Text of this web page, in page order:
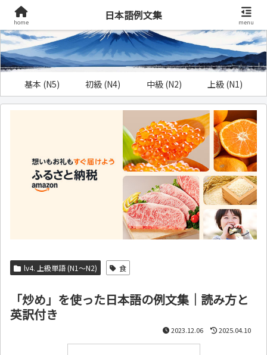
基本 (N5) 初級 (N4) 中級 (N2) 上級 (N1)
lv4. 上級単語 (N1～N2) 食
「炒め」を使った日本語の例文集｜読み方と
英訳付き
2023.12.06 2025.04.10
home
日本語例文集
menu